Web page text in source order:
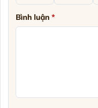
Bình luận *